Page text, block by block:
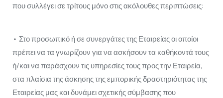
που συλλέγει σε τρίτους μόνο στις ακόλουθες περιπτώσεις:
• Στο προσωπικό ή σε συνεργάτες της Εταιρείας οι οποίοι
πρέπει να τα γνωρίζουν για να ασκήσουν τα καθήκοντά τους
ή/και να παράσχουν τις υπηρεσίες τους προς την Εταιρεία,
στα πλαίσια της άσκησης της εμπορικής δραστηριότητας της
Εταιρείας μας και δυνάμει σχετικής σύμβασης που